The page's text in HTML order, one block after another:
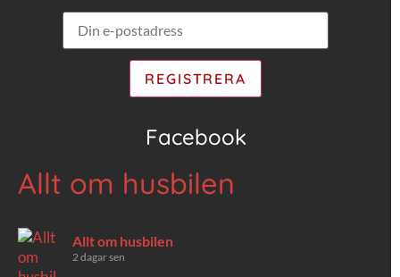
Facebook
Allt om husbilen
Allt om husbilen
2 dagar sen